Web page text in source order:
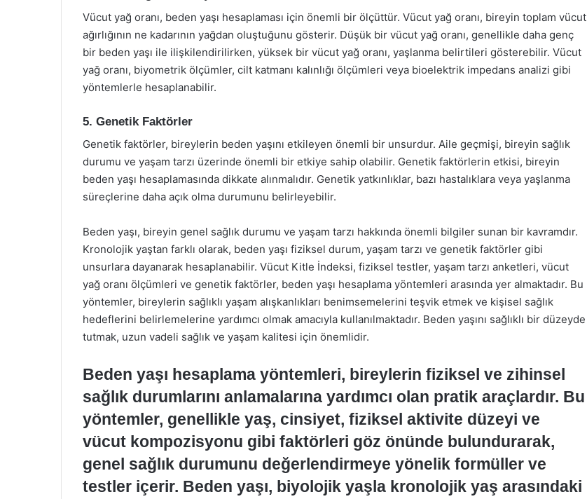
Vücut yağ oranı, beden yaşı hesaplaması için önemli bir ölçüttür. Vücut yağ oranı, bireyin toplam vücut
ağırlığının ne kadarının yağdan oluştuğunu gösterir. Düşük bir vücut yağ oranı, genellikle daha genç
bir beden yaşı ile ilişkilendirilirken, yüksek bir vücut yağ oranı, yaşlanma belirtileri gösterebilir. Vücut
yağ oranı, biyometrik ölçümler, cilt katmanı kalınlığı ölçümleri veya bioelektrik impedans analizi gibi
yöntemlerle hesaplanabilir.
5. Genetik Faktörler
Genetik faktörler, bireylerin beden yaşını etkileyen önemli bir unsurdur. Aile geçmişi, bireyin sağlık
durumu ve yaşam tarzı üzerinde önemli bir etkiye sahip olabilir. Genetik faktörlerin etkisi, bireyin
beden yaşı hesaplamasında dikkate alınmalıdır. Genetik yatkınlıklar, bazı hastalıklara veya yaşlanma
süreçlerine daha açık olma durumunu belirleyebilir.
Beden yaşı, bireyin genel sağlık durumu ve yaşam tarzı hakkında önemli bilgiler sunan bir kavramdır.
Kronolojik yaştan farklı olarak, beden yaşı fiziksel durum, yaşam tarzı ve genetik faktörler gibi
unsurlara dayanarak hesaplanabilir. Vücut Kitle İndeksi, fiziksel testler, yaşam tarzı anketleri, vücut
yağ oranı ölçümleri ve genetik faktörler, beden yaşı hesaplama yöntemleri arasında yer almaktadır. Bu
yöntemler, bireylerin sağlıklı yaşam alışkanlıkları benimsemelerini teşvik etmek ve kişisel sağlık
hedeflerini belirlemelerine yardımcı olmak amacıyla kullanılmaktadır. Beden yaşını sağlıklı bir düzeyde
tutmak, uzun vadeli sağlık ve yaşam kalitesi için önemlidir.
Beden yaşı hesaplama yöntemleri, bireylerin fiziksel ve zihinsel
sağlık durumlarını anlamalarına yardımcı olan pratik araçlardır. Bu
yöntemler, genellikle yaş, cinsiyet, fiziksel aktivite düzeyi ve
vücut kompozisyonu gibi faktörleri göz önünde bulundurarak,
genel sağlık durumunu değerlendirmeye yönelik formüller ve
testler içerir. Beden yaşı, biyolojik yaşla kronolojik yaş arasındaki